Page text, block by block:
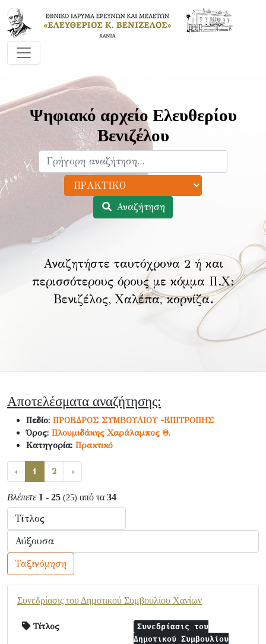
Ψηφιακό αρχείο Ελευθερίου
Βενιζέλου
Αναζήτηση
Αναζητήστε ταυτόχρονα 2 ή και
περισσότερους όρους με κόμμα Π.Χ:
Βενιζέλος, Χαλέπα, κορνίζα.
Αποτελέσματα αναζήτησης:
Πεδίο: ΠΡΟΕΔΡΟΣ ΣΥΜΒΟΥΛΙΟΥ -ΕΠΙΤΡΟΠΗΣ
Όρος: Πλουμιδάκης Χαράλαμπος Θ.
Κατηγορία: Πρακτικό
‹ 1 2 ›
Βλέπετε 1 - 25 (25) από τα 34
Ταξινόμηση
Συνεδρίασις του Δημοτικού Συμβουλίου Χανίων
Τίτλος
Συνεδρίασις του
Δημοτικού Συμβουλίου